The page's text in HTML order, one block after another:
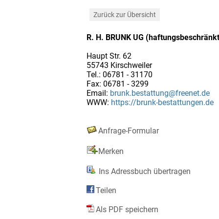
Zurück zur Übersicht
R. H. BRUNK UG
Haupt Str. 62
55743 Kirschweiler
Tel.: 06781 - 31170
Fax: 06781 - 3299
Email: brunk.bestattung@freenet.de
WWW: https://brunk-bestattungen.de
Anfrage-Formular
Merken
Ins Adressbuch übertragen
Teilen
Als PDF speichern